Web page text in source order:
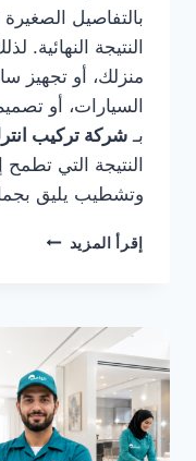
بالتفاصيل
النتيجة
منزلك، أو تجهيز
السيارات، أو
بـ شركة تركيب
النتيجة التي تطمح
وتشطيب يليق
إقرأ المزيد شركة
الشارقة